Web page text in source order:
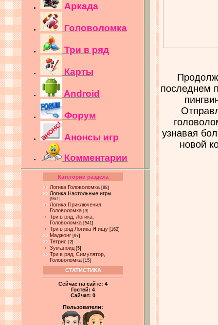
Аркада
Головоломка
Три в ряд
Карты
Android
Форум
Анонсы игр
Комментарии
Категории раздела
Логика Головоломка [88]
Логика Настольные игры
[967]
Логика Приключения
Головоломка [3]
Три в ряд, Логика,
Головоломка [541]
Три в ряд Логика Я ищу [162]
Маджонг [97]
Тетрис [2]
Зуманоид [5]
Три в ряд, Симулятор,
Головоломка [15]
СТАТИСТИКА
Сейчас на сайте: 4
Гостей: 4
Сайчат: 0
Пользователи:
последнем
узнавая
новой